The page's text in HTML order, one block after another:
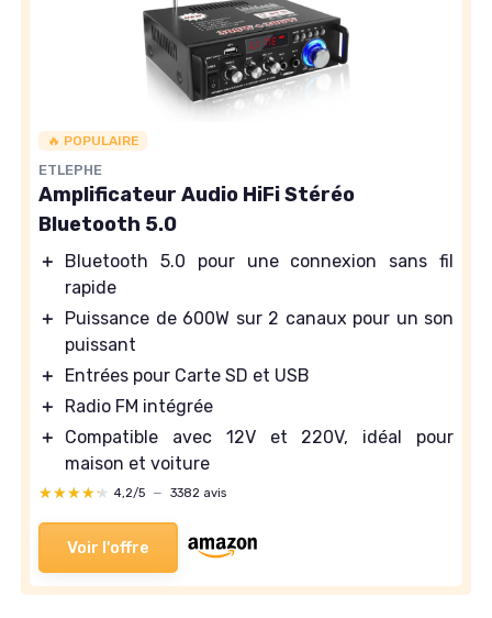
🔥 POPULAIRE
ETLEPHE
Amplificateur Audio HiFi Stéréo
Bluetooth 5.0
＋
Bluetooth 5.0 pour une connexion sans fil
rapide
＋
Puissance de 600W sur 2 canaux pour un son
puissant
＋
Entrées pour Carte SD et USB
＋
Radio FM intégrée
＋
Compatible avec 12V et 220V, idéal pour
maison et voiture
★★★★★
★★★★★ 4,2/5 — 3382 avis
Voir l'offre